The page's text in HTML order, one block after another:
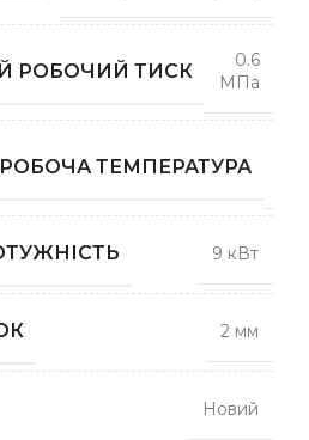
РОБОЧИЙ ТИСК
0.6
МПа
ТЕМПЕРАТУРА
9 кВт
2 мм
Новий